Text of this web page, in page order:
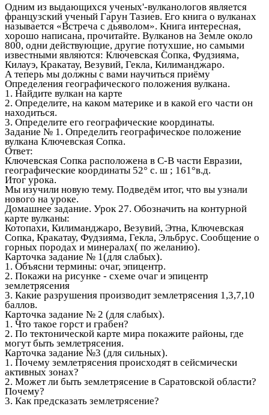
Одним из выдающихся ученых'-вулканологов является
французский ученый Гарун Тазиев. Его книга о вулканах
называется «Встреча с дьяволом». Книга интересная,
хорошо написана, прочитайте. Вулканов на Земле около
800, одни действующие, другие потухшие, но самыми
известными являются: Ключевская Сопка, Фудзияма,
Килауэ, Кракатау, Везувий, Гекла, Килиманджаро.
А теперь мы должны с вами научиться приёму
Определения географического положения вулкана.
1. Найдите вулкан на карте
2. Определите, на каком материке и в какой его части он
находиться.
3. Определите его географические координаты.
Задание № 1. Определить географическое положение
вулкана Ключевская Сопка.
Ответ:
Ключевская Сопка расположена в С-В части Евразии,
географические координаты 52° с. ш ; 161°в.д.
Итог урока.
Мы изучили новую тему. Подведём итог, что вы узнали
нового на уроке.
Домашнее задание. Урок 27. Обозначить на контурной
карте вулканы:
Котопахи, Килиманджаро, Везувий, Этна, Ключевская
Сопка, Кракатау, Фудзияма, Гекла, Эльбрус. Сообщение о
горных породах и минералах( по желанию).
Карточка задание № 1(для слабых).
1. Объясни термины: очаг, эпицентр.
2. Покажи на рисунке - схеме очаг и эпицентр
землетрясения
3. Какие разрушения производит землетрясения 1,3,7,10
баллов.
Карточка задание № 2 (для слабых).
1. Что такое горст и грабен?
2. По тектонической карте мира покажите районы, где
могут быть землетрясения.
Карточка задание №3 (для сильных).
1. Почему землетрясения происходят в сейсмически
активных зонах?
2. Может ли быть землетрясение в Саратовской области?
Почему?
3. Как предсказать землетрясение?